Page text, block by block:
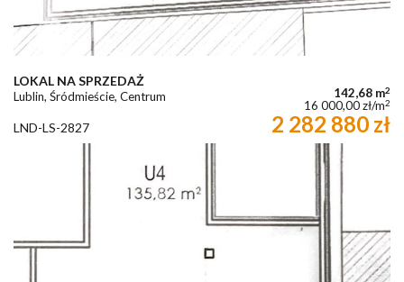
LOKAL NA SPRZEDAŻ
Lublin, Śródmieście, Centrum 142,68 m2
16 000,00 zł/m2
LND-LS-2827 2 282 880 zł